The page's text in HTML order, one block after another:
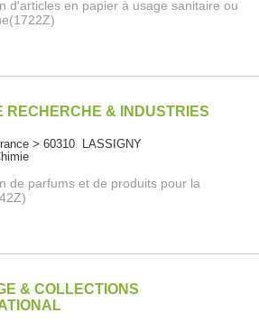
d'articles en papier à usage sanitaire ou
RECHERCHE & INDUSTRIES
> 60310 LASSIGNY
de parfums et de produits pour la
& COLLECTIONS